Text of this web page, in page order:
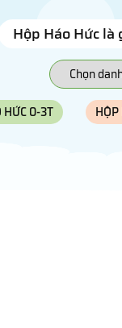
Hộp Háo Hức là
HỨC 0-3T